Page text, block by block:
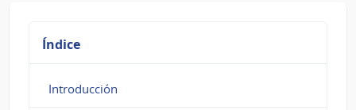
Índice
Introducción